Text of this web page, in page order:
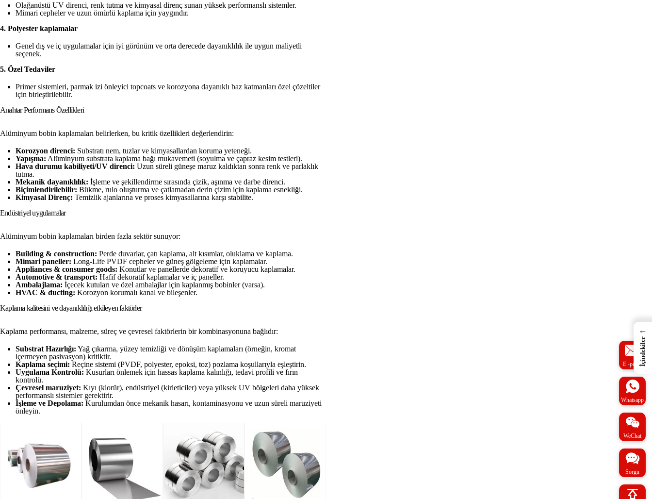
Olağanüstü UV direnci, renk tutma ve kimyasal direnç sunan yüksek performanslı sistemler.
Mimari cepheler ve uzun ömürlü kaplama için yaygındır.
4. Polyester kaplamalar
Genel dış ve iç uygulamalar için iyi görünüm ve orta derecede dayanıklılık ile uygun maliyetli
seçenek.
5. Özel Tedaviler
Primer sistemleri, parmak izi önleyici topcoats ve korozyona dayanıklı baz katmanları özel çözeltiler
için birleştirilebilir.
Anahtar Performans Özellikleri
Alüminyum bobin kaplamaları belirlerken, bu kritik özellikleri değerlendirin:
Korozyon direnci: Substratı nem, tuzlar ve kimyasallardan koruma yeteneği.
Yapışma: Alüminyum substrata kaplama bağı mukavemeti (soyulma ve çapraz kesim testleri).
Hava durumu kabiliyeti/UV direnci: Uzun süreli güneşe maruz kaldıktan sonra renk ve parlaklık
tutma.
Mekanik dayanıklılık: İşleme ve şekillendirme sırasında çizik, aşınma ve darbe direnci.
Biçimlendirilebilir: Bükme, rulo oluşturma ve çatlamadan derin çizim için kaplama esnekliği.
Kimyasal Direnç: Temizlik ajanlarına ve proses kimyasallarına karşı stabilite.
Endüstriyel uygulamalar
Alüminyum bobin kaplamaları birden fazla sektör sunuyor:
Building & construction: Perde duvarlar, çatı kaplama, alt kısımlar, oluklama ve kaplama.
Mimari paneller: Long-Life PVDF cepheler ve güneş gölgeleme için kaplamalar.
Appliances & consumer goods: Konutlar ve panellerde dekoratif ve koruyucu kaplamalar.
Automotive & transport: Hafif dekoratif kaplamalar ve iç paneller.
Ambalajlama: İçecek kutuları ve özel ambalajlar için kaplanmış bobinler (varsa).
HVAC & ducting: Korozyon korumalı kanal ve bileşenler.
Kaplama kalitesini ve dayanıklılığı etkileyen faktörler
Kaplama performansı, malzeme, süreç ve çevresel faktörlerin bir kombinasyonuna bağlıdır:
Substrat Hazırlığı: Yağ çıkarma, yüzey temizliği ve dönüşüm kaplamaları (örneğin, kromat
içermeyen pasivasyon) kritiktir.
Kaplama seçimi: Reçine sistemi (PVDF, polyester, epoksi, toz) pozlama koşullarıyla eşleştirin.
Uygulama Kontrolü: Kusurları önlemek için hassas kaplama kalınlığı, tedavi profili ve fırın
kontrolü.
Çevresel maruziyet: Kıyı (klorür), endüstriyel (kirleticiler) veya yüksek UV bölgeleri daha yüksek
performanslı sistemler gerektirir.
İşleme ve Depolama: Kurulumdan önce mekanik hasarı, kontaminasyonu ve uzun süreli maruziyeti
önleyin.
E -posta
Whatsapp
WeChat
Sorgu
←
İçindekiler